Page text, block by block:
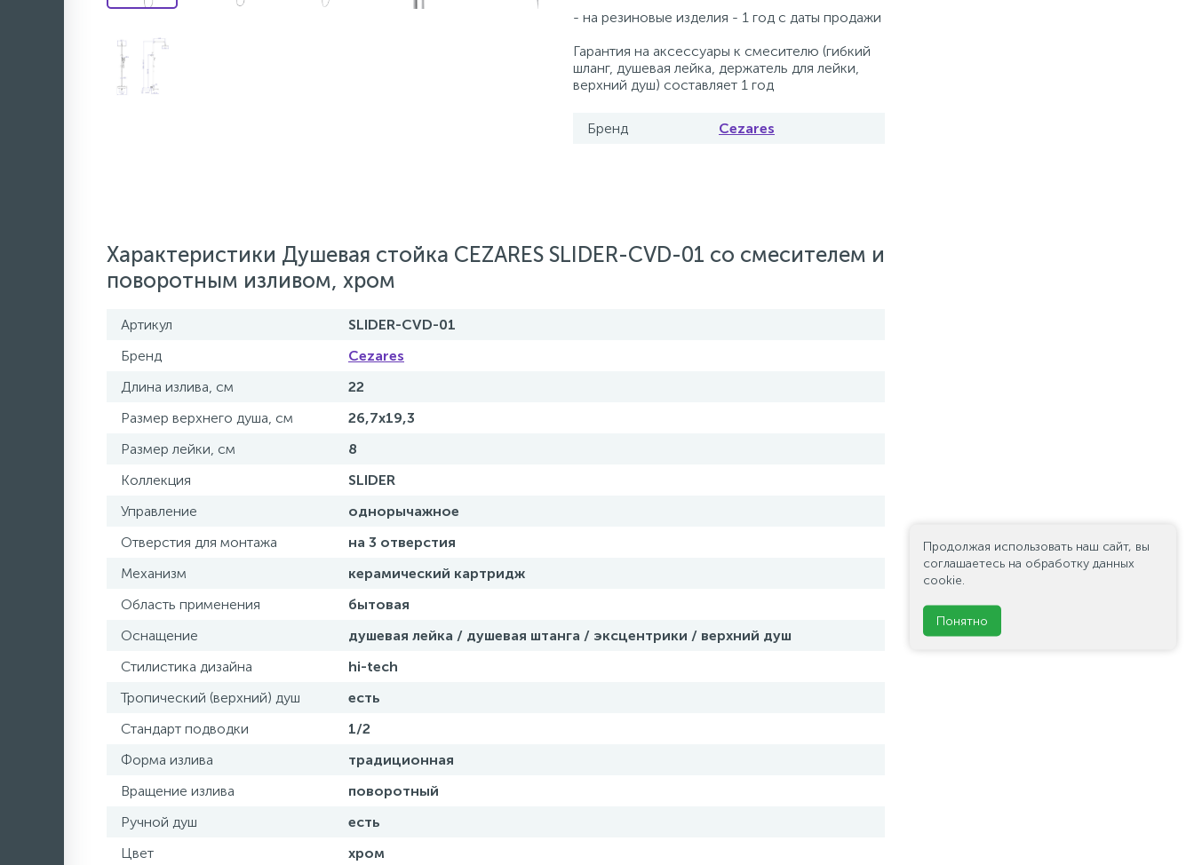
- на резиновые изделия - 1 год с даты продажи
Гарантия на аксессуары к смесителю (гибкий
шланг, душевая лейка, держатель для лейки,
верхний душ) составляет 1 год
Бренд Cezares
Характеристики Душевая стойка CEZARES SLIDER-CVD-01 со смесителем и
поворотным изливом, хром
Артикул
SLIDER-CVD-01
Бренд
Cezares
Длина излива, см
22
Размер верхнего душа, см
26,7х19,3
Размер лейки, см
8
Коллекция
SLIDER
Управление
однорычажное
Отверстия для монтажа
на 3 отверстия
Механизм
керамический картридж
Область применения
бытовая
Оснащение
душевая лейка / душевая штанга / эксцентрики / верхний душ
Стилистика дизайна
hi-tech
Тропический (верхний) душ
есть
Стандарт подводки
1/2
Форма излива
традиционная
Вращение излива
поворотный
Ручной душ
есть
Цвет
хром
Продолжая использовать наш сайт, вы
соглашаетесь на обработку данных
cookie.
Понятно